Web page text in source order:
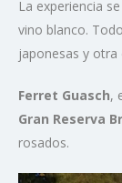
La experiencia
vino blanco.
japonesas y otra
Ferret Guasch,
Gran Reserva
rosados.